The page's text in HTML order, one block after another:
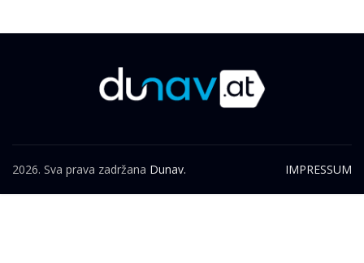
2026. Sva prava zadržana Dunav. IMPRESSUM